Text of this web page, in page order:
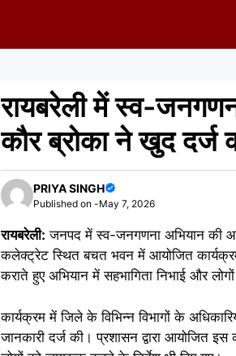
रायबरेली में स्व-
कौर ब्रोका ने खुद दर्ज
PRIYA SINGH
Published on -May 7, 2026
रायबरेली: जनपद में स्व-जनगणना अभियान की
कलेक्ट्रेट स्थित बचत भवन में आयोजित कार्यक्रम
कराते हुए अभियान में सहभागिता निभाई और
कार्यक्रम में जिले के विभिन्न विभागों के
जानकारी दर्ज की। प्रशासन द्वारा आयोजित